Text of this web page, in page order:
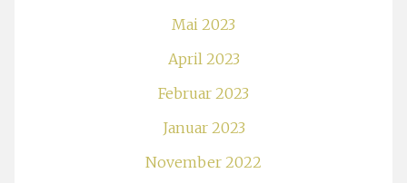
Mai 2023
April 2023
Februar 2023
Januar 2023
November 2022